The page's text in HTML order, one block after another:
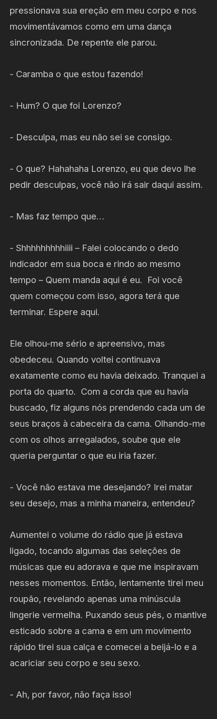
pressionava sua ereção em meu corpo e nos
movimentávamos como em uma dança
sincronizada. De repente ele parou.
- Caramba o que estou fazendo!
- Hum? O que foi Lorenzo?
- Desculpa, mas eu não sei se consigo.
- O que? Hahahaha Lorenzo, eu que devo lhe
pedir desculpas, você não irá sair daqui assim.
- Mas faz tempo que…
- Shhhhhhhhhiiii – Falei colocando o dedo
indicador em sua boca e rindo ao mesmo
tempo – Quem manda aqui é eu. Foi você
quem começou com isso, agora terá que
terminar. Espere aqui.
Ele olhou-me sério e apreensivo, mas
obedeceu. Quando voltei continuava
exatamente como eu havia deixado. Tranquei a
porta do quarto. Com a corda que eu havia
buscado, fiz alguns nós prendendo cada um de
seus braços à cabeceira da cama. Olhando-me
com os olhos arregalados, soube que ele
queria perguntar o que eu iria fazer.
- Você não estava me desejando? Irei matar
seu desejo, mas a minha maneira, entendeu?
Aumentei o volume do rádio que já estava
ligado, tocando algumas das seleções de
músicas que eu adorava e que me inspiravam
nesses momentos. Então, lentamente tirei meu
roupão, revelando apenas uma minúscula
lingerie vermelha. Puxando seus pés, o mantive
esticado sobre a cama e em um movimento
rápido tirei sua calça e comecei a beijá-lo e a
acariciar seu corpo e seu sexo.
- Ah, por favor, não faça isso!